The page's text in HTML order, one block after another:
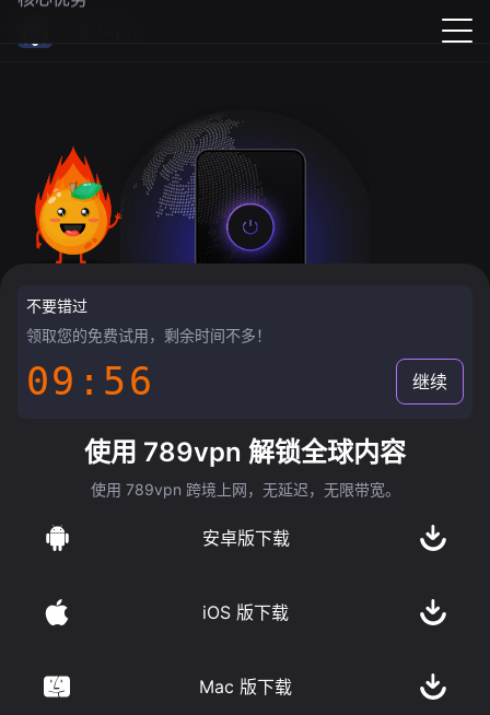
不要错过
领取您的免费试用，剩余时间不多！
09:55 继续
使用 789vpn 解锁全球内容
使用 789vpn 跨境上网，无延迟，无限带宽。
安卓版下载
iOS 版下载
Mac 版下载